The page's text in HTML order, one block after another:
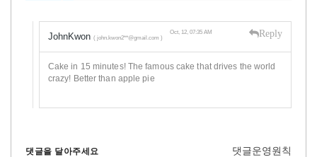
JohnKwon ( john.kwon2**@gmail.com )
Oct, 12, 07:35 AM Reply
Cake in 15 minutes! The famous cake that drives the world
crazy! Better than apple pie
댓글을 달아주세요 댓글운영원칙